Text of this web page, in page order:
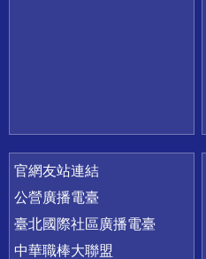
官網友站連結
公營廣播電臺
臺北國際社區廣播電臺
中華職棒大聯盟